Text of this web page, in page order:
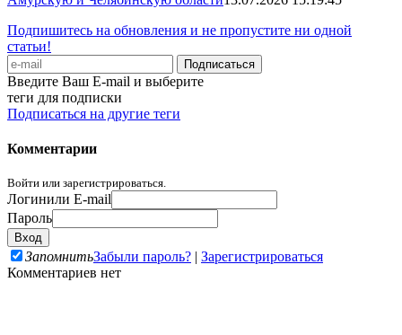
Подпишитесь на обновления и не пропустите ни одной
статьи!
Введите Ваш E-mail и выберите
теги для подписки
Подписаться на другие теги
Комментарии
Войти или зарегистрироваться.
Логинили E-mail
Пароль
ЗапомнитьЗабыли пароль? | Зарегистрироваться
Комментариев нет